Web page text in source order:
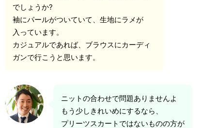
でしょうか?
袖にパールがついていて、生地にラメが
入っています。
カジュアルであれば、ブラウスにカーディ
ガンで行こうと思います。
ニットの合わせで問題ありませんよ
もう少しきれいめにするなら、
プリーツスカートではないものの方が